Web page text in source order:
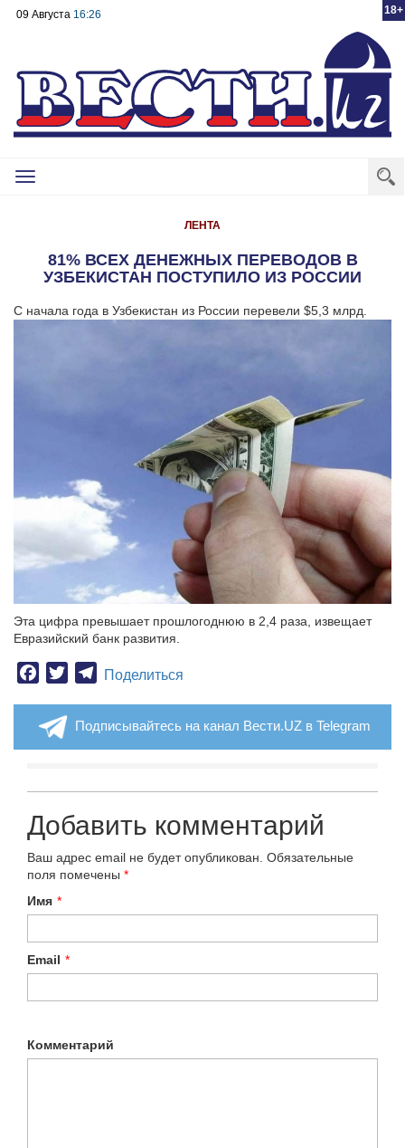
18+
09 Августа 16:26
Toggle
ЛЕНТА
81% ВСЕХ ДЕНЕЖНЫХ ПЕРЕВОДОВ В
УЗБЕКИСТАН ПОСТУПИЛО ИЗ РОССИИ
С начала года в Узбекистан из России перевели $5,3 млрд.
Эта цифра превышает прошлогоднюю в 2,4 раза, извещает
Евразийский банк развития.
Facebook
TwitterTelegram
Поделиться
Подписывайтесь на канал Вести.UZ в Telegram
Добавить комментарий
Ваш адрес email не будет опубликован. Обязательные
поля помечены *
Имя *
Email *
Комментарий